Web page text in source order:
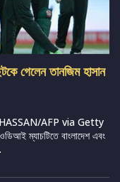
গেলেন তানজিম হাসান
AFP via Getty
ম্যাচটিতে বাংলাদেশ এবং